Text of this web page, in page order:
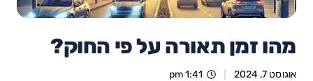
מהו זמן תאורה על פי החוק?
אוגוסט 7, 2024 1:41 pm